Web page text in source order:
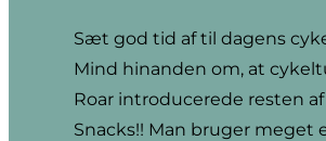
Sæt god tid af til dagens
Mind hinanden om, at
Roar introducerede resten
Snacks!! Man bruger meget